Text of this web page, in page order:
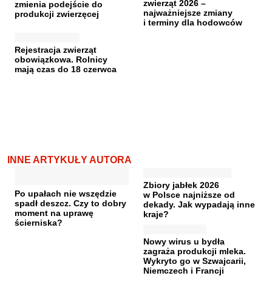
zmienia podejście do
produkcji zwierzęcej
zwierząt 2026 –
najważniejsze zmiany
i terminy dla hodowców
Rejestracja zwierząt
obowiązkowa. Rolnicy
mają czas do 18 czerwca
INNE ARTYKUŁY AUTORA
Po upałach nie wszędzie
spadł deszcz. Czy to dobry
moment na uprawę
ścierniska?
Zbiory jabłek 2026
w Polsce najniższe od
dekady. Jak wypadają inne
kraje?
Nowy wirus u bydła
zagraża produkcji mleka.
Wykryto go w Szwajcarii,
Niemczech i Francji